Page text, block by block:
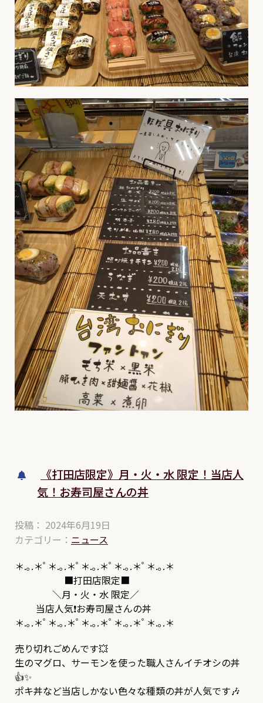
《打田店限定》月・火・水 限定！当店人
気！お寿司屋さんの丼
投稿： 2024年6月19日
カテゴリー： ニュース
＊.｡.＊ﾟ＊.｡.＊ﾟ＊.｡.＊ﾟ＊.｡.＊ﾟ＊.｡.＊
■打田店限定■
＼月・火・水 限定／
当店人気❗お寿司屋さんの丼
＊.｡.＊ﾟ＊.｡.＊ﾟ＊.｡.＊ﾟ＊.｡.＊ﾟ＊.｡.＊
売り切れごめんです💥
生のマグロ、サーモンを使った職人さんイチオシの丼
👍✨
ポキ丼など当店しかない色々な種類の丼が人気です🎶